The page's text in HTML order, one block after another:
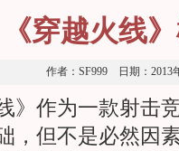
《穿越火线
作者：SF999 日期：
》作为一款射击
，但不是必然因